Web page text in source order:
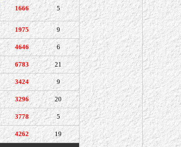
1666 5
1975 9
4646 6
6783 21
3424 9
3296 20
3778 5
4262 19